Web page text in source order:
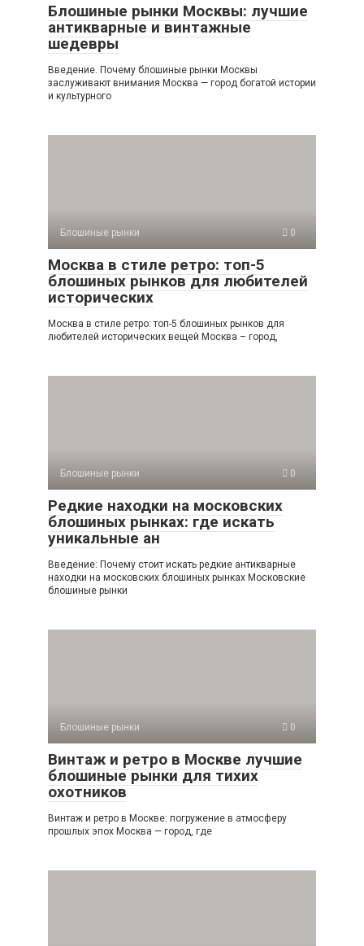
Блошиные рынки Москвы: лучшие
антикварные и винтажные
шедевры
Введение. Почему блошиные рынки Москвы
заслуживают внимания Москва — город богатой истории
и культурного
Блошиные рынки 0
Москва в стиле ретро: топ-5
блошиных рынков для любителей
исторических
Москва в стиле ретро: топ-5 блошиных рынков для
любителей исторических вещей Москва – город,
Блошиные рынки 0
Редкие находки на московских
блошиных рынках: где искать
уникальные ан
Введение: Почему стоит искать редкие антикварные
находки на московских блошиных рынках Московские
блошиные рынки
Блошиные рынки 0
Винтаж и ретро в Москве лучшие
блошиные рынки для тихих
охотников
Винтаж и ретро в Москве: погружение в атмосферу
прошлых эпох Москва — город, где